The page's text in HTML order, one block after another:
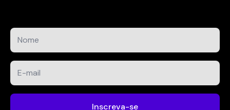
Nome
E-
mail
Inscreva-se